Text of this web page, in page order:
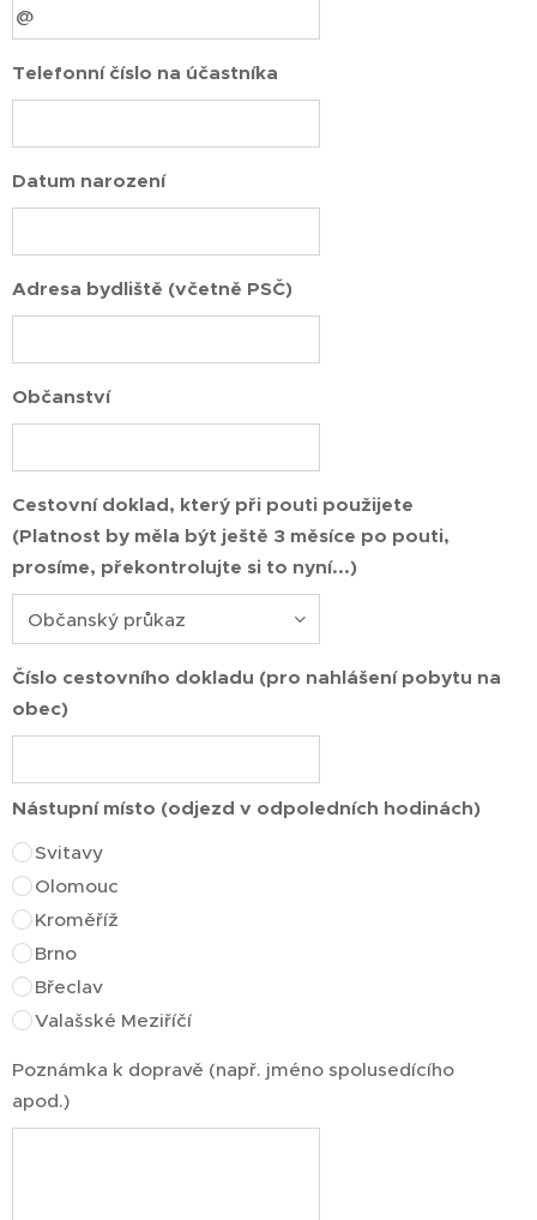
Telefonní číslo na účastníka
Datum narození
Adresa bydliště (včetně PSČ)
Občanství
Cestovní doklad, který při pouti použijete
(Platnost by měla být ještě 3 měsíce po pouti,
prosíme, překontrolujte si to nyní...)
Číslo cestovního dokladu (pro nahlášení pobytu na
obec)
Nástupní místo (odjezd v odpoledních hodinách)
Svitavy
Olomouc
Kroměříž
Brno
Břeclav
Valašské Meziříčí
Poznámka k dopravě (např. jméno spolusedícího
apod.)